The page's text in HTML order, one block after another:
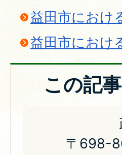
益田市におけ
益田市におけ
この記
〒698-